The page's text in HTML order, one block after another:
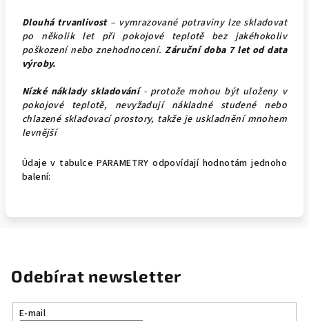
Dlouhá trvanlivost– vymrazované potraviny lze skladovat
po několik let při pokojové teplotě bez jakéhokoliv
poškození nebo znehodnocení.Záruční doba 7 let od data
výroby.
Nízké náklady skladování- protože mohou být uloženy v
pokojové teplotě, nevyžadují nákladné studené nebo
chlazené skladovací prostory, takže je uskladnění mnohem
levnější
Údaje v tabulce PARAMETRY odpovídají hodnotám jednoho
balení:
Odebírat newsletter
E-mail